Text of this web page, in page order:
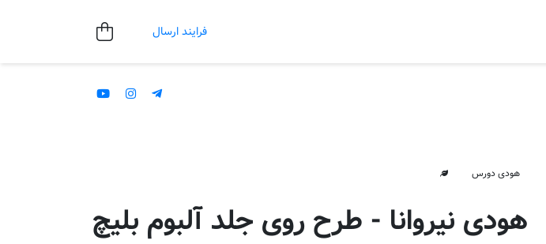
فرایند ارسال
هودی دورس
هودی نیروانا - طرح روی جلد آلبوم بلیچ